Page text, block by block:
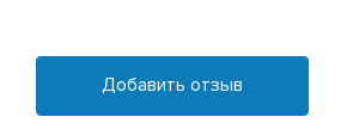
Добавить отзыв